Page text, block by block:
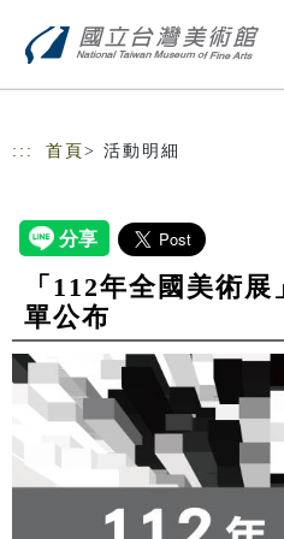
::: 首頁 > 活動明細
「112年全國美術
單公布